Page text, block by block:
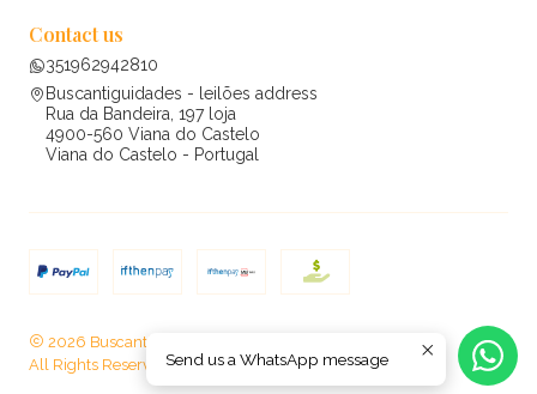
Contact us
351962942810
Buscantiguidades - leilões address
Rua da Bandeira, 197 loja
4900-560 Viana do Castelo
Viana do Castelo - Portugal
2026 Buscantiguidades - leilões .
All Rights Reserved.Powered by Jumpseller.
Send us a WhatsApp message